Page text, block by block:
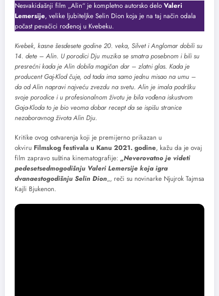
Nesvakidašnji film „Alin“ je kompletno autorsko delo Valeri
Lemersije, velike ljubiteljke Selin Dion koja je na taj način odala
počast pevačici rođenoj u Kvebeku.
Kvebek, kasne šesdesete godine 20. veka, Silvet i Anglomar dobili su
14. dete – Alin. U porodici Dju muzika se smatra posebnom i bili su
presrećni kada je Alin dobila magičan dar – zlatni glas. Kada je
producent Gaj-Klod čuje, od tada ima samo jednu misao na umu –
da od Alin napravi najveću zvezdu na svetu. Alin je imala podršku
svoje porodice i u profesionalnom životu je bila vođena iskustvom
Gaja-Kloda to je bio veoma dobar recept da se ispišu stranice
nezaboravnog života Alin Dju.
Kritike ovog ostvarenja koji je premijerno prikazan u
okviru Filmskog festivala u Kanu 2021. godine, kažu da je ovaj
film zapravo suština kinematografije: „Neverovatno je videti
pedesetsedmogodišnju Valeri Lemersije koja igra
dvanaestogodišnju Selin Dion„, reči su novinarke Njujrok Tajmsa
Kajli Bjukenon.